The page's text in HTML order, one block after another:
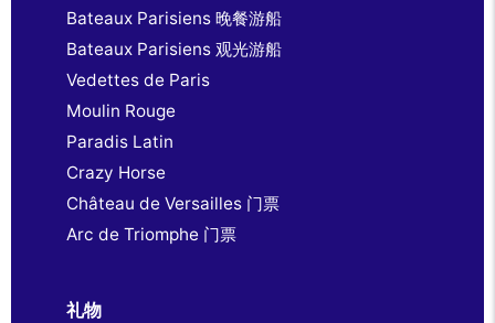
Bateaux Parisiens 晚餐游船
Bateaux Parisiens 观光游船
Vedettes de Paris
Moulin Rouge
Paradis Latin
Crazy Horse
Château de Versailles 门票
Arc de Triomphe 门票
礼物